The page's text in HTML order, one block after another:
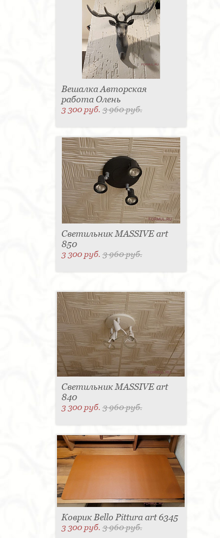
Вешалка Авторская
работа Олень
3 300 руб.3 960 руб.
Светильник MASSIVE art
850
3 300 руб.3 960 руб.
Светильник MASSIVE art
840
3 300 руб.3 960 руб.
Коврик Bello Pittura art 6345
3 300 руб.3 960 руб.